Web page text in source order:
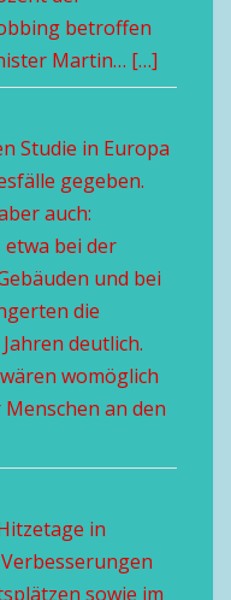
betroffen
Martin… […]
Studie in Europa
gegeben.
auch:
bei der
und bei
die
deutlich.
womöglich
an den
in
sowie im